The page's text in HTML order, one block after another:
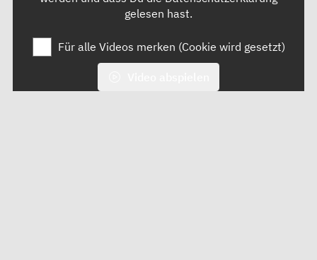
gelesen hast.
Für alle Videos merken (Cookie wird gesetzt)